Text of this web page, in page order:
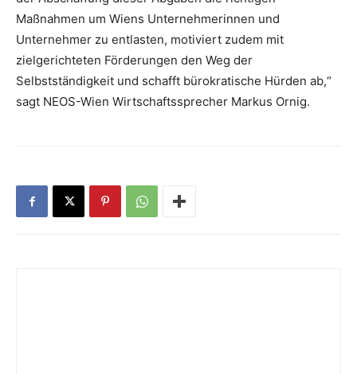
Maßnahmen um Wiens Unternehmerinnen und
Unternehmer zu entlasten, motiviert zudem mit
zielgerichteten Förderungen den Weg der
Selbstständigkeit und schafft bürokratische Hürden ab,“
sagt NEOS-Wien Wirtschaftssprecher Markus Ornig.